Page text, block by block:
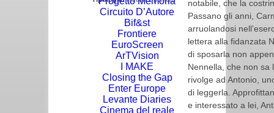
Circuito D’Autore
Bif&st
Frontiere
EuroScreen
ArTVision
I MAKE
Closing the Gap
Enter Europe
Levante Diaries
Cinema del reale
notabile, che la
Passano gli anni,
arruolandosi
lettera alla fidanzata
di sposarla non
Nennella, che non sa
rivolge ad Antonio,
di leggerla.
e interessato a lei,